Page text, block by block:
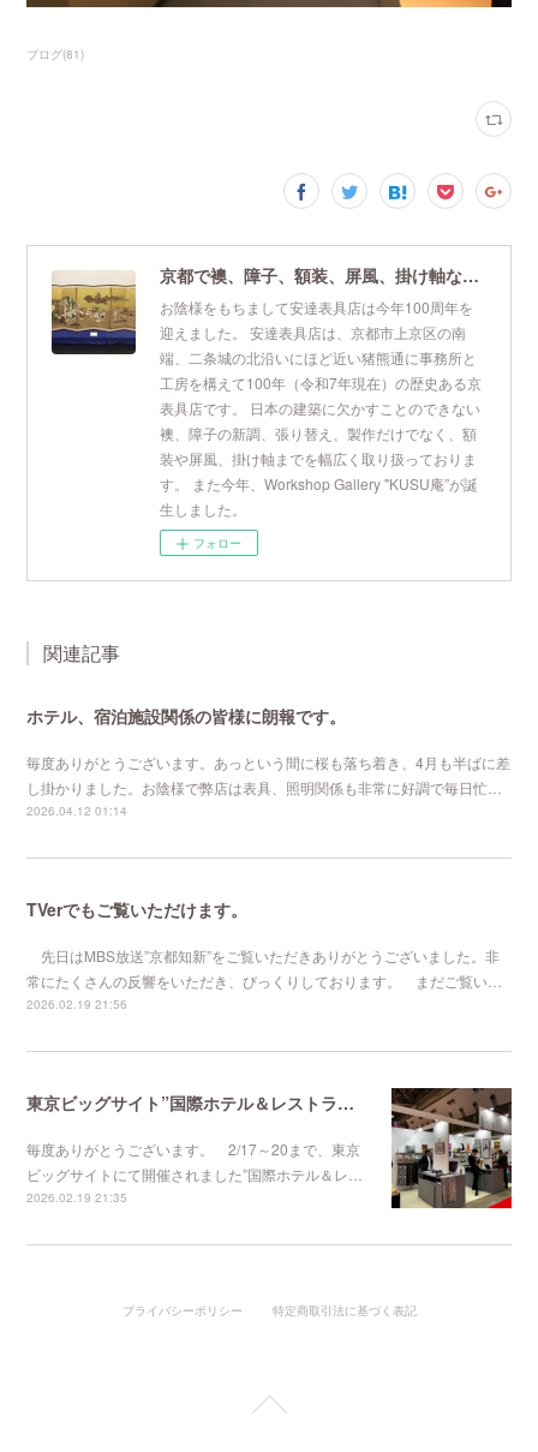
ブログ(81)
京都で襖、障子、額装、屏風、掛け軸なら安達表具店
お陰様をもちまして安達表具店は今年100周年を
迎えました。 安達表具店は、京都市上京区の南
端、二条城の北沿いにほど近い猪熊通に事務所と
工房を構えて100年（令和7年現在）の歴史ある京
表具店です。 日本の建築に欠かすことのできない
襖、障子の新調、張り替え、製作だけでなく、額
装や屏風、掛け軸までを幅広く取り扱っておりま
す。 また今年、Workshop Gallery "KUSU庵”が誕
生しました。
フォロー
関連記事
ホテル、宿泊施設関係の皆様に朗報です。
毎度ありがとうございます。あっという間に桜も落ち着き、4月も半ばに差
し掛かりました。お陰様で弊店は表具、照明関係も非常に好調で毎日忙…
2026.04.12 01:14
TVerでもご覧いただけます。
先日はMBS放送”京都知新”をご覧いただきありがとうございました。非
常にたくさんの反響をいただき、びっくりしております。 まだご覧い…
2026.02.19 21:56
東京ビッグサイト”国際ホテル＆レストランショー
毎度ありがとうございます。 2/17～20まで、東京
ビッグサイトにて開催されました”国際ホテル＆レ…
2026.02.19 21:35
プライバシーポリシー 特定商取引法に基づく表記